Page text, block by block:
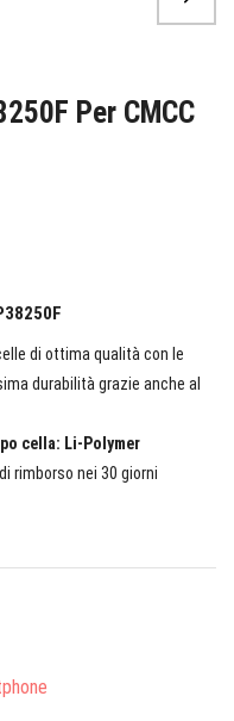
Per CMCC
di ottima qualità con le
durabilità grazie anche al
cella: Li-Polymer
rimborso nei 30 giorni